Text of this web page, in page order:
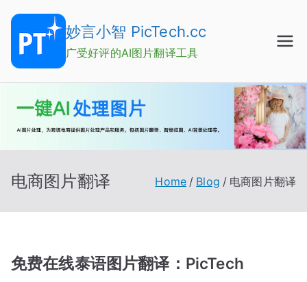
content
妙言小智 PicTech.cc
广受好评的AI图片翻译工具
电商图片翻译 Home Blog 电商图片翻译
免费在线泰语图片翻译：PicTech